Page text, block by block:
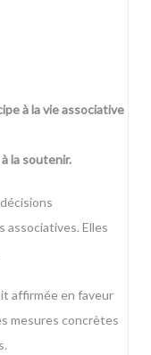
à la vie associative
la soutenir.
associatives. Elles
affirmée en faveur
mesures concrètes